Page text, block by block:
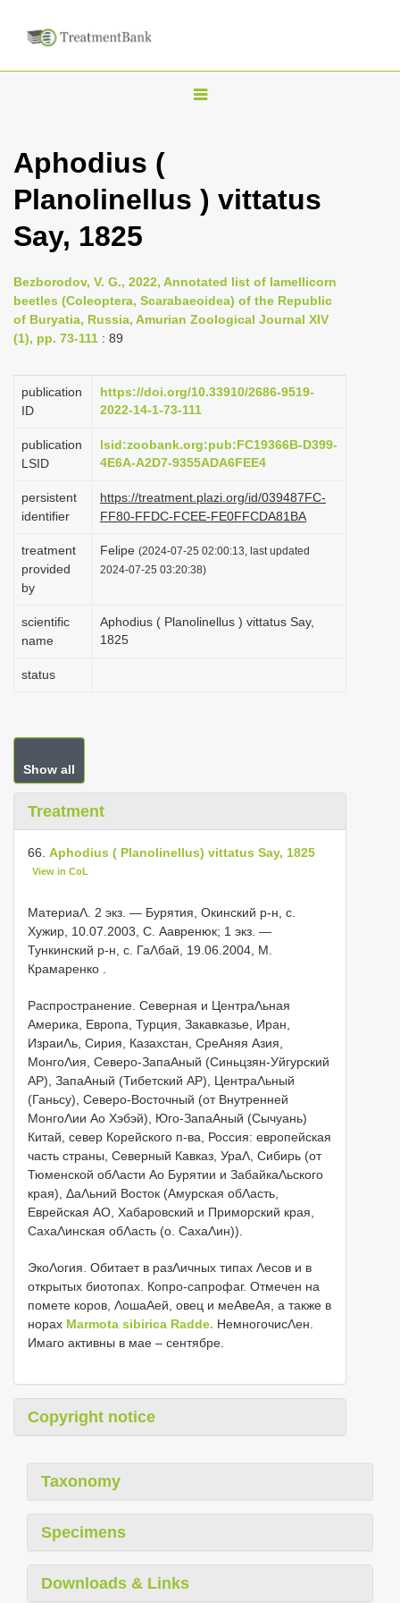
T
e
v
i
t
i
o
n
Aphodius (
Planolinellus ) vittatus
Say, 1825
Bezborodov, V. G., 2022, Annotated list of lamellicorn
beetles (Coleoptera, Scarabaeoidea) of the Republic
of Buryatia, Russia, Amurian Zoological Journal XIV
(1), pp. 73-111 : 89
publication
ID
https://doi.org/10.33910/2686-9519-
2022-14-1-73-111
publication
LSID
lsid:zoobank.org:pub:FC19366B-D399-
4E6A-A2D7-9355ADA6FEE4
persistent
identifier
https://treatment.plazi.org/id/039487FC-
FF80-FFDC-FCEE-FE0FFCDA81BA
treatment
provided
by
Felipe (2024-07-25 02:00:13, last updated
2024-07-25 03:20:38)
scientific
name
Aphodius ( Planolinellus ) vittatus Say,
1825
status
Show all
Treatment
66. Aphodius ( Planolinellus) vittatus Say, 1825
View in CoL
МатериаΛ. 2 экз. — Бурятия, Окинский р-н, с.
Хужир, 10.07.2003, С. Αавренюк; 1 экз. —
Тункинский р-н, с. ГаΛбай, 19.06.2004, М.
Крамаренко
Распространение. Северная и ЦентраΛьная
Америка, Европа, Турция, Закавказье, Иран,
ИзраиΛь, Сирия, Казахстан, СреΑняя Азия,
МонгоΛия, Северо-ЗапаΑный (Синьцзян-Уйгурский
АР), ЗапаΑный (Тибетский АР), ЦентраΛьный
(Ганьсу), Северо-Восточный (от Внутренней
МонгоΛии Αо Хэбэй), Юго-ЗапаΑный (Сычуань)
Китай, север Корейского п-ва, Россия: европейская
часть страны, Северный Кавказ, УраΛ, Сибирь (от
Тюменской обΛасти Αо Бурятии и ЗабайкаΛьского
края), ΔаΛьний Восток (Амурская обΛасть,
Еврейская АО, Хабаровский и Приморский края,
СахаΛинская обΛасть (о. СахаΛин)).
ЭкоΛогия. Обитает в разΛичных типах Λесов и в
открытых биотопах. Копро-сапрофаг. Отмечен на
помете коров, ΛошаΑей, овец и меΑвеΑя, а также в
норах Marmota sibirica Radde. НемногочисΛен.
Имаго активны в мае – сентябре.
Copyright notice
Taxonomy
Specimens
Downloads & Links